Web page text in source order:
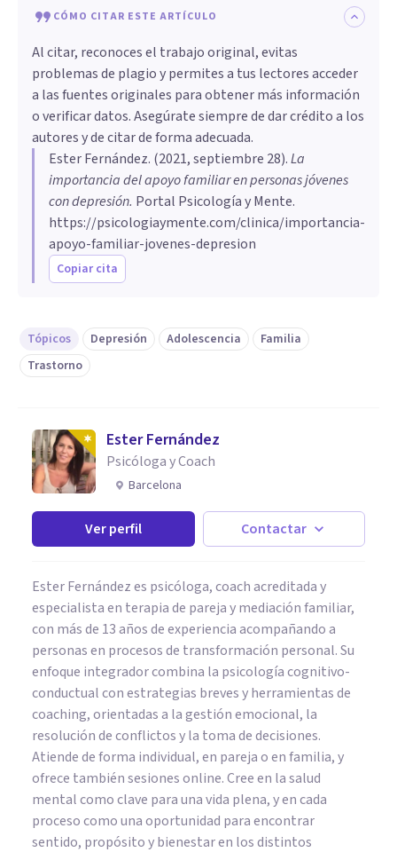
CÓMO CITAR ESTE ARTÍCULO
Al citar, reconoces el trabajo original, evitas
problemas de plagio y permites a tus lectores acceder
a las fuentes originales para obtener más información
o verificar datos. Asegúrate siempre de dar crédito a los
autores y de citar de forma adecuada.
Ester Fernández. (2021, septiembre 28).La
importancia del apoyo familiar en personas jóvenes
con depresión. Portal Psicología y Mente.
https://psicologiaymente.com/clinica/importancia-
apoyo-familiar-jovenes-depresion
Copiar cita
Tópicos Depresión Adolescencia
Familia
Trastorno
Ester Fernández
Psicóloga y Coach
Barcelona
Ver perfil Contactar
Ester Fernández es psicóloga, coach acreditada y
especialista en terapia de pareja y mediación familiar,
con más de 13 años de experiencia acompañando a
personas en procesos de transformación personal. Su
enfoque integrador combina la psicología cognitivo-
conductual con estrategias breves y herramientas de
coaching, orientadas a la gestión emocional, la
resolución de conflictos y la toma de decisiones.
Atiende de forma individual, en pareja o en familia, y
ofrece también sesiones online. Cree en la salud
mental como clave para una vida plena, y en cada
proceso como una oportunidad para encontrar
sentido, propósito y bienestar en los distintos